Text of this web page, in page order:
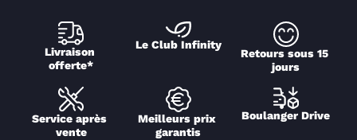
Livraison
offerte*
Le Club Infinity
Retours sous 15
jours
Service après
vente
Meilleurs prix
garantis
Boulanger Drive